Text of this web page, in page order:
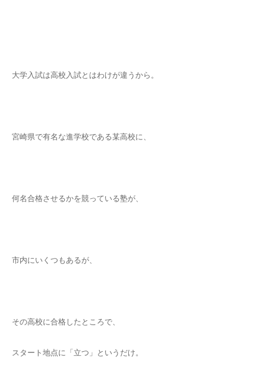
大学入試は高校入試とはわけが違うから。
宮崎県で有名な進学校である某高校に、
何名合格させるかを競っている塾が、
市内にいくつもあるが、
その高校に合格したところで、
スタート地点に「立つ」というだけ。